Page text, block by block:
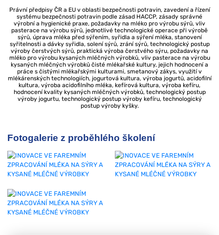
Právní předpisy ČR a EU v oblasti bezpečnosti potravin, zavedení a řízení
systému bezpečnosti potravin podle zásad HACCP, zásady správné
výrobní a hygienické praxe, požadavky na mléko pro výrobu sýrů, vliv
pasterace na výrobu sýrů, jednotlivé technologické operace při výrobě
sýrů, úprava mléka před sýřením, syřidla a sýření mléka, stanovení
syřitelnosti a dávky syřidla, solení sýrů, zrání sýrů, technologický postup
výroby čerstvých sýrů, praktická výroba čerstvého sýru, požadavky na
mléko pro výrobu kysaných mléčných výrobků, vliv pasterace na výrobu
kysaných mléčných výrobků čisté mlékařské kultury, jejich hodnocení a
práce s čistými mlékařskými kulturami, smetanový zákys, využití v
mlékárenských technologiích, jogurtová kultura, výroba jogurtů, acidofilní
kultura, výroba acidofilního mléka, kefírová kultura, výroba kefíru,
hodnocení kvality kysaných mléčných výrobků, technologický postup
výroby jogurtu, technologický postup výroby kefíru, technologický
postup výroby kyšky.
Fotogalerie z proběhlého školení